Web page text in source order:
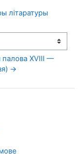
літаратуры
палова XVIIІ —
→